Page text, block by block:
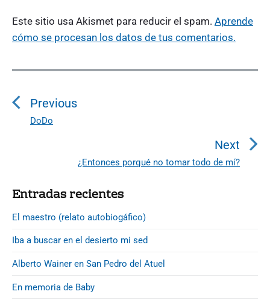
Este sitio usa Akismet para reducir el spam. Aprende
cómo se procesan los datos de tus comentarios.
N
a
v
i
ó
n
d
e
e
Previous
P
i
u
s
o
s
DoDo
Next
N
¿Entonces porqué no tomar todo de mí?
P
i
m
a
r
S
Entradas recientes
El maestro (relato autobiogáfico)
Iba a buscar en el desierto mi sed
Alberto Wainer en San Pedro del Atuel
En memoria de Baby